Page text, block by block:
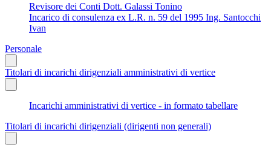
Revisore dei Conti Dott. Galassi Tonino
Incarico di consulenza ex L.R. n. 59 del 1995 Ing. Santocchi
Ivan
Personale
Titolari di incarichi dirigenziali amministrativi di vertice
Incarichi amministrativi di vertice - in formato tabellare
Titolari di incarichi dirigenziali (dirigenti non generali)